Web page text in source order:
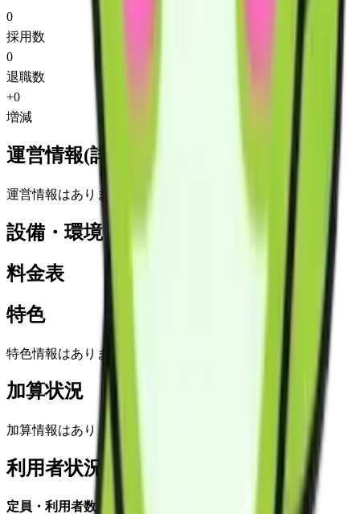
0
採用数
0
退職数
+0
増減
運営情報(詳細)
運営情報はありません
設備・環境
料金表
特色
特色情報はありません
加算状況
加算情報はありません
利用者状況
定員・利用者数